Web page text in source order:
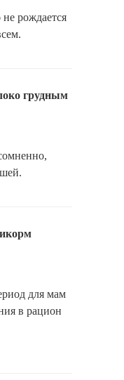
рождается
грудным
для мам
в рацион